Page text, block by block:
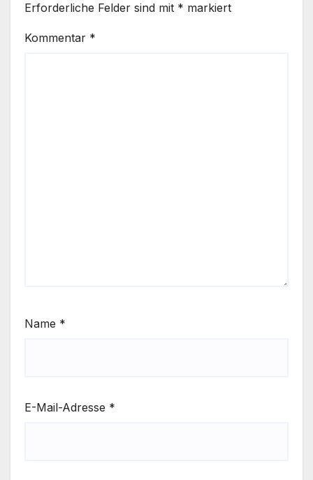
Erforderliche Felder sind mit * markiert
Kommentar *
Name *
E-Mail-Adresse *